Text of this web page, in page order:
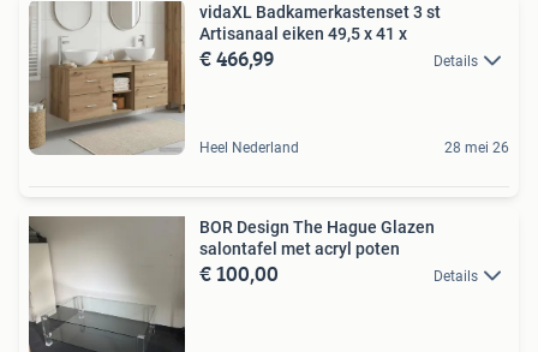
vidaXL Badkamerkastenset 3 st
Artisanaal eiken 49,5 x 41 x
€ 466,99 Details
Heel Nederland 28 mei 26
BOR Design The Hague Glazen
salontafel met acryl poten
€ 100,00 Details